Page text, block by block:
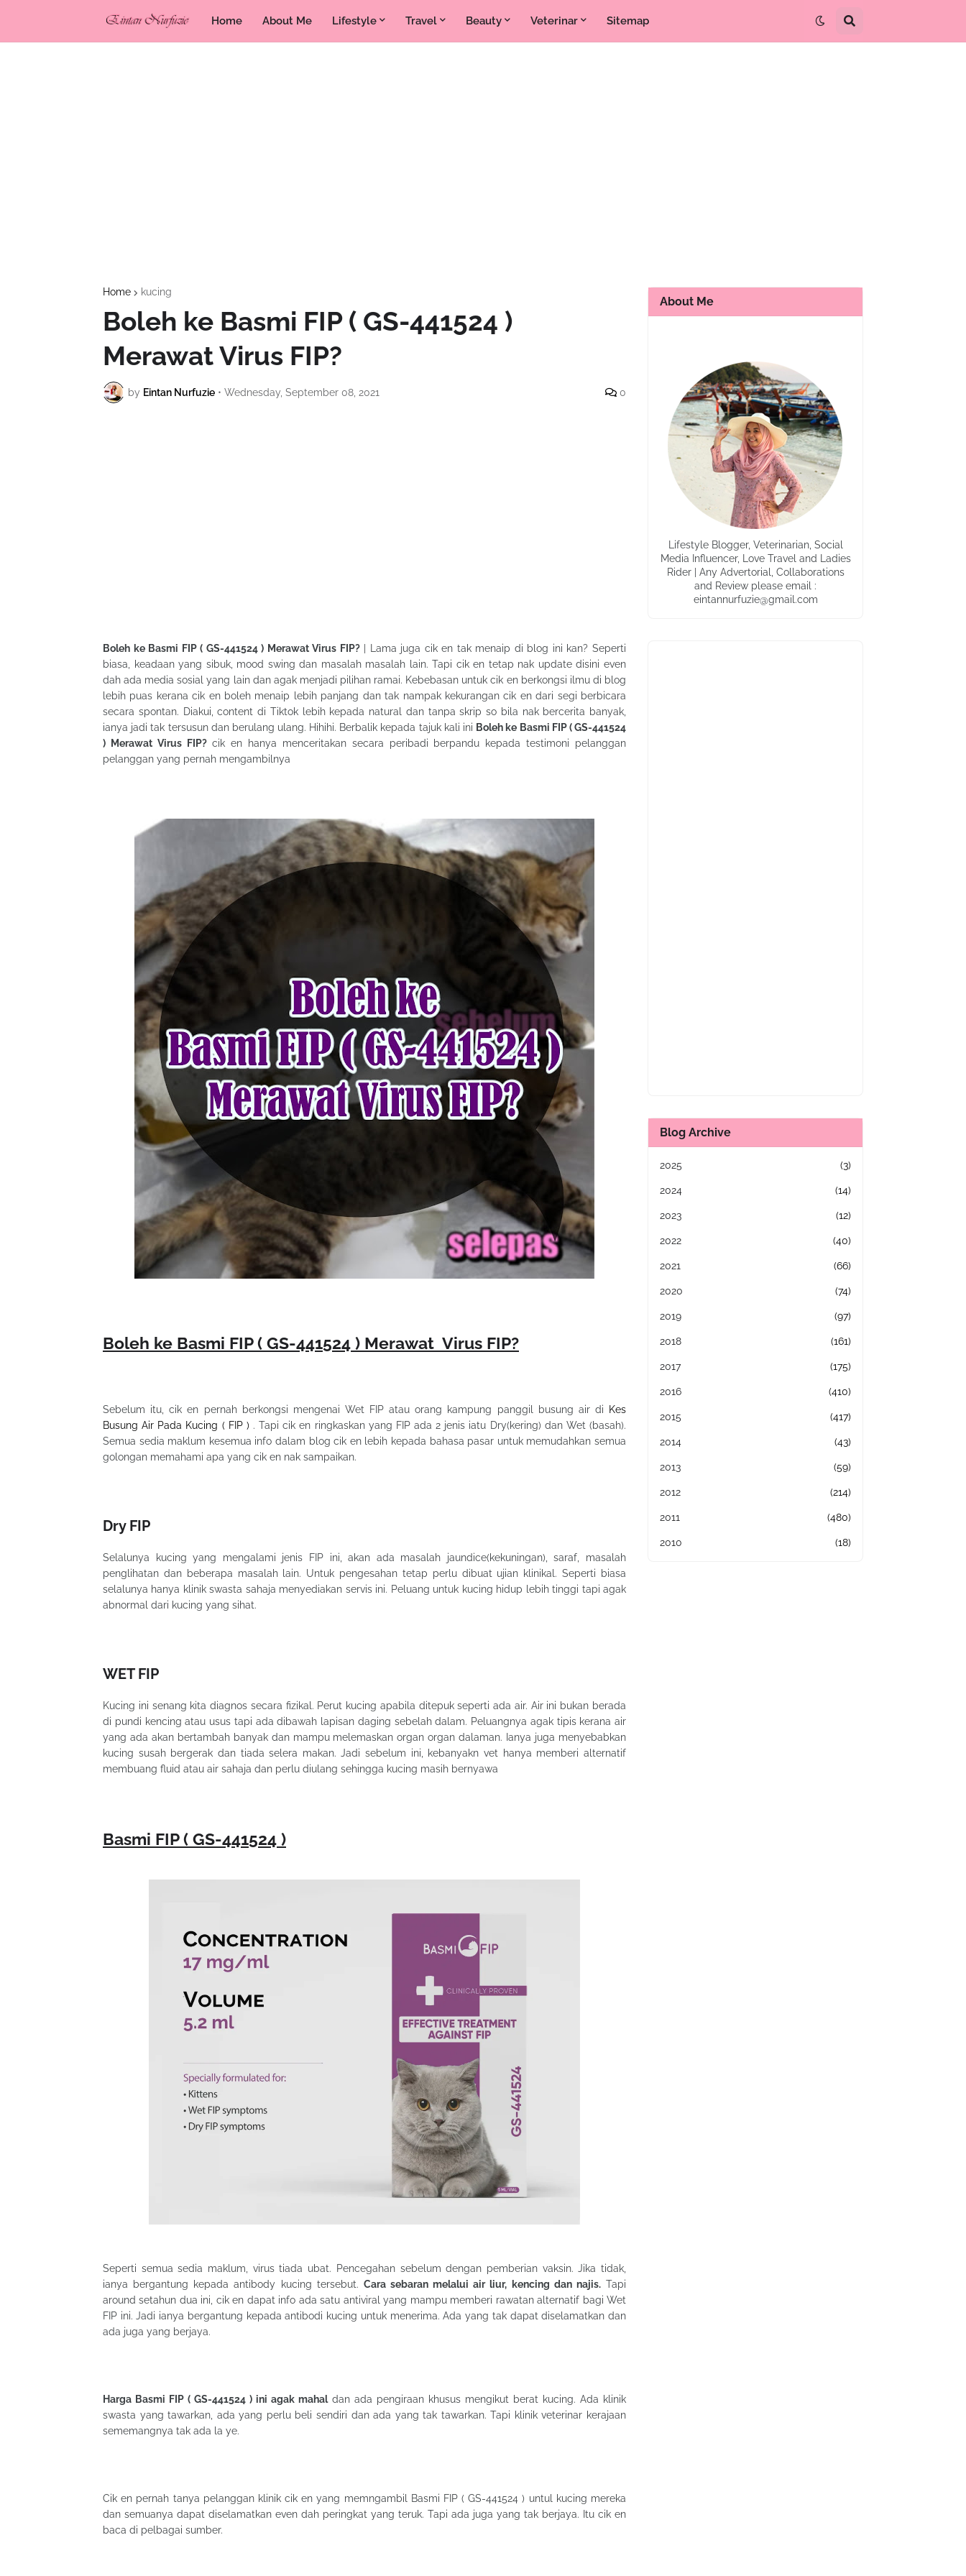
Home About Me Lifestyle Travel Beauty Veterinar Sitemap
Home kucing
Boleh ke Basmi FIP ( GS-441524 )
Merawat Virus FIP?
by Eintan Nurfuzie • Wednesday, September 08, 2021 0
Boleh ke Basmi FIP ( GS-441524 ) Merawat Virus FIP?| Lama juga cik en tak menaip di blog ini kan? Seperti
biasa, keadaan yang sibuk, mood swing dan masalah masalah lain. Tapi cik en tetap nak update disini even
dah ada media sosial yang lain dan agak menjadi pilihan ramai. Kebebasan untuk cik en berkongsi ilmu di blog
lebih puas kerana cik en boleh menaip lebih panjang dan tak nampak kekurangan cik en dari segi berbicara
secara spontan. Diakui, content di Tiktok lebih kepada natural dan tanpa skrip so bila nak bercerita banyak,
ianya jadi tak tersusun dan berulang ulang. Hihihi. Berbalik kepada tajuk kali ini Boleh ke Basmi FIP ( GS-441524
) Merawat Virus FIP?cik en hanya menceritakan secara peribadi berpandu kepada testimoni pelanggan
pelanggan yang pernah mengambilnya
Boleh ke Basmi FIP ( GS-441524 ) Merawat Virus FIP?
Sebelum itu, cik en pernah berkongsi mengenai Wet FIP atau orang kampung panggil busung air di
Kes
Busung Air Pada Kucing ( FIP ). Tapi cik en ringkaskan yang FIP ada 2 jenis iatu Dry(kering) dan Wet (basah).
Semua sedia maklum kesemua info dalam blog cik en lebih kepada bahasa pasar untuk memudahkan semua
golongan memahami apa yang cik en nak sampaikan.
Dry FIP
Selalunya kucing yang mengalami jenis FIP ini, akan ada masalah jaundice(kekuningan), saraf, masalah
penglihatan dan beberapa masalah lain. Untuk pengesahan tetap perlu dibuat ujian klinikal. Seperti biasa
selalunya hanya klinik swasta sahaja menyediakan servis ini. Peluang untuk kucing hidup lebih tinggi tapi agak
abnormal dari kucing yang sihat.
WET FIP
Kucing ini senang kita diagnos secara fizikal. Perut kucing apabila ditepuk seperti ada air. Air ini bukan berada
di pundi kencing atau usus tapi ada dibawah lapisan daging sebelah dalam. Peluangnya agak tipis kerana air
yang ada akan bertambah banyak dan mampu melemaskan organ organ dalaman. Ianya juga menyebabkan
kucing susah bergerak dan tiada selera makan. Jadi sebelum ini, kebanyakn vet hanya memberi alternatif
membuang fluid atau air sahaja dan perlu diulang sehingga kucing masih bernyawa
Basmi FIP ( GS-441524 )
Seperti semua sedia maklum, virus tiada ubat. Pencegahan sebelum dengan pemberian vaksin. Jika tidak,
ianya bergantung kepada antibody kucing tersebut. Cara sebaran melalui air liur, kencing dan najis.Tapi
around setahun dua ini, cik en dapat info ada satu antiviral yang mampu memberi rawatan alternatif bagi Wet
FIP ini. Jadi ianya bergantung kepada antibodi kucing untuk menerima. Ada yang tak dapat diselamatkan dan
ada juga yang berjaya.
Harga Basmi FIP ( GS-441524 ) ini agak mahal dan ada pengiraan khusus mengikut berat kucing. Ada klinik
swasta yang tawarkan, ada yang perlu beli sendiri dan ada yang tak tawarkan. Tapi klinik veterinar kerajaan
sememangnya tak ada la ye.
Cik en pernah tanya pelanggan klinik cik en yang memngambil Basmi FIP ( GS-441524 ) untul kucing mereka
dan semuanya dapat diselamatkan even dah peringkat yang teruk. Tapi ada juga yang tak berjaya. Itu cik en
baca di pelbagai sumber.
About Me
Lifestyle Blogger, Veterinarian, Social
Media Influencer, Love Travel and Ladies
Rider | Any Advertorial, Collaborations
and Review please email :
eintannurfuzie@gmail.com
Blog Archive
2025 (3)
2024 (14)
2023 (12)
2022 (40)
2021 (66)
2020 (74)
2019 (97)
2018 (161)
2017 (175)
2016 (410)
2015 (417)
2014 (43)
2013 (59)
2012 (214)
2011 (480)
2010 (18)